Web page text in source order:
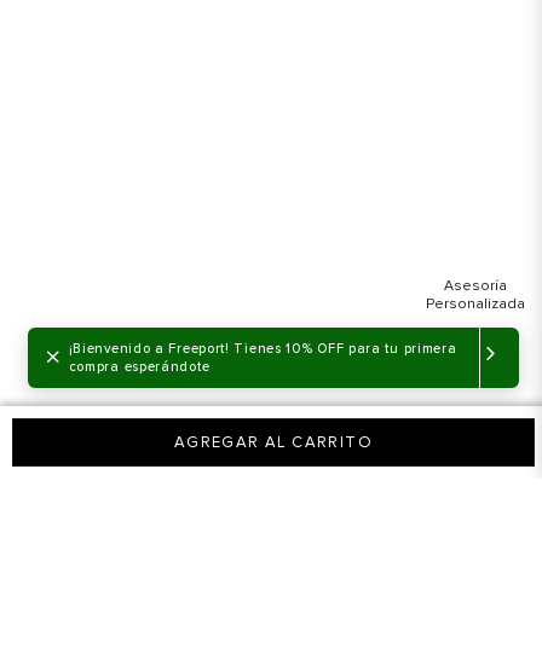
×
¡Bienvenido a Freeport! Tienes 10% OFF para tu primera
compra esperándote
AGREGAR AL CARRITO